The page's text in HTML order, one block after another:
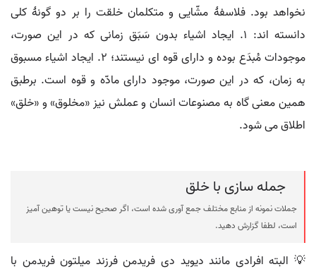
نخواهد بود. فلاسفۀ مشّایی و متکلمان خلقت را بر دو گونۀ کلی
دانسته اند: ۱. ایجاد اشیاء بدون سَبَق زمانی که در این صورت،
موجودات مُبدَع بوده و دارای قوه ای نیستند؛ ۲. ایجاد اشیاء مسبوق
به زمان، که در این صورت، موجود دارای مادّه و قوه است. برطبق
همین معنی گاه به مصنوعات انسان و عملش نیز «مخلوق» و «خلق»
اطلاق می شود.
جمله سازی با خلق
جملات نمونه از منابع مختلف جمع آوری شده است، اگر صحیح نیست یا توهین آمیز
است، لطفا گزارش دهید.
💡 البته افرادی مانند دیوید دی فریدمن فرزند میلتون فریدمن با